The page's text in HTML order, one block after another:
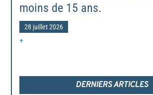
moins de 15 ans.
28 juillet 2026
+
DERNIERS ARTICLES